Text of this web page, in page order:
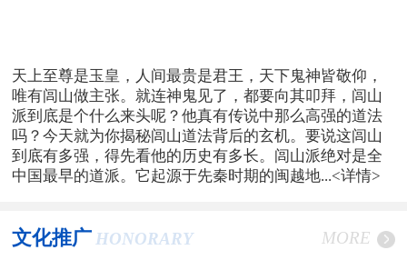
天上至尊是玉皇，人间最贵是君王，天下鬼神皆敬仰，
唯有闾山做主张。就连神鬼见了，都要向其叩拜，闾山
派到底是个什么来头呢？他真有传说中那么高强的道法
吗？今天就为你揭秘闾山道法背后的玄机。要说这闾山
到底有多强，得先看他的历史有多长。闾山派绝对是全
中国最早的道派。它起源于先秦时期的闽越地...<详情>
文化推广 HONORARY MORE